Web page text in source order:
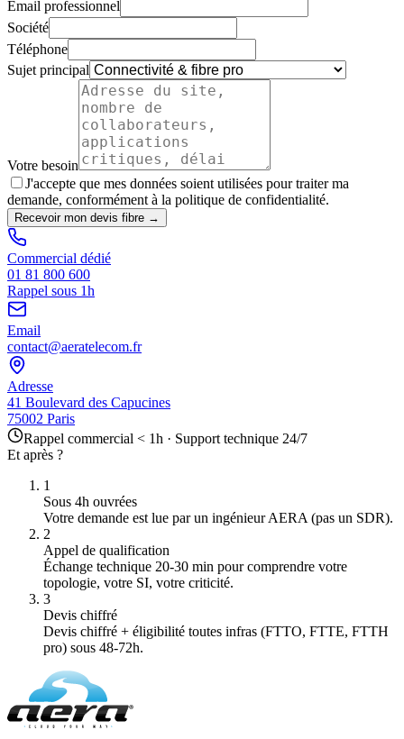
Email professionnel
Société
Téléphone
Sujet principal
Votre besoin
J'accepte que mes données soient utilisées pour traiter ma
demande, conformément à la politique de confidentialité.
Recevoir mon devis fibre →
Commercial dédié
01 81 800 600
Rappel sous 1h
Email
contact@aeratelecom.fr
Adresse
41 Boulevard des Capucines
75002 Paris
Rappel commercial < 1h · Support technique 24/7
Et après ?
1
Sous 4h ouvrées
Votre demande est lue par un ingénieur AERA (pas un SDR).
2
Appel de qualification
Échange technique 20-30 min pour comprendre votre
topologie, votre SI, votre criticité.
3
Devis chiffré
Devis chiffré + éligibilité toutes infras (FTTO, FTTE, FTTH
pro) sous 48-72h.